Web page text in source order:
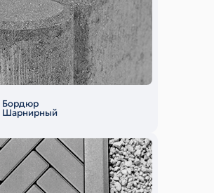
Бордюр
Шарнирный